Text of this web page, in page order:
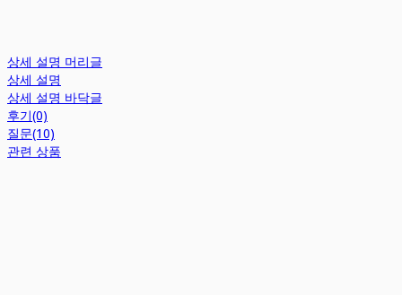
상세 설명 머리글
상세 설명
상세 설명 바닥글
후기(0)
질문(10)
관련 상품